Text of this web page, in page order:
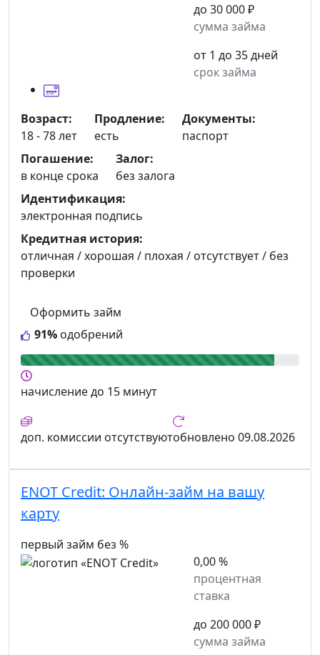
до 30 000 ₽
сумма займа
от 1 до 35 дней
срок займа
91% одобрений
Оформить займ
Возраст:
18 - 78 лет
Продление:
есть
Документы:
паспорт
Погашение:
в конце срока
Залог:
без залога
Идентификация:
электронная подпись
Кредитная история:
отличная / хорошая / плохая / отсутствует / без
проверки
начислениедо 15 минут
доп. комиссии отсутствуютобновлено 09.08.2026
ENOT Credit: Онлайн-займ на вашу
карту
первый займ без %
0,00 %
процентная
ставка
до 200 000 ₽
сумма займа